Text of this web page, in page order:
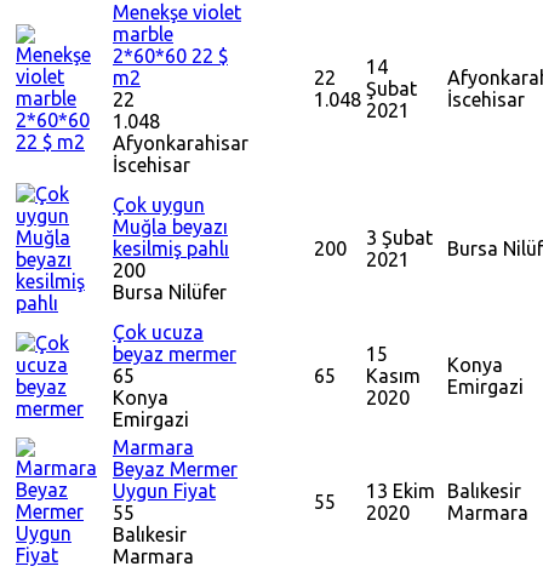
Menekşe violet
marble
2*60*60 22 $
m2
22
1.048
Afyonkarahisar
İscehisar
22
1.048
14
Şubat
2021
İscehisar
Çok uygun
Muğla beyazı
kesilmiş pahlı
200
Bursa Nilüfer
200
3 Şubat
2021
Bursa
Çok ucuza
beyaz mermer
65
Konya
Emirgazi
65
15
Kasım
2020
Konya
Emirgazi
Marmara
Beyaz Mermer
Uygun Fiyat
55
Balıkesir
Marmara
55
13 Ekim
2020
Balıkesir
Marmara